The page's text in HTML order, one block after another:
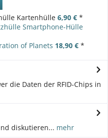
Kartenhülle 6,90 € *
Smartphone-Hülle
of Planets 18,90 € *
die Daten der RFID-Chips in
diskutieren... mehr